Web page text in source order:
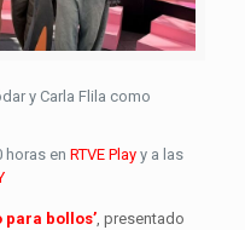
y Carla Flila como
horas en RTVE Playy a las
para bollos’, presentado